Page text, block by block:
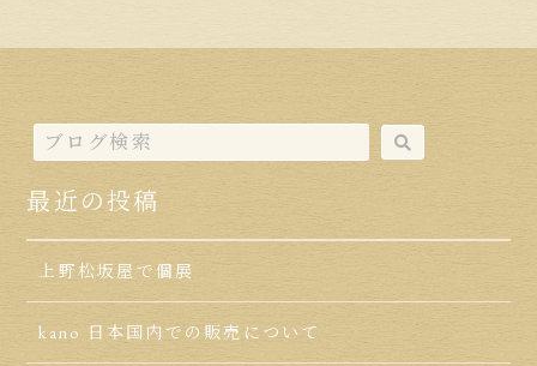
最近の投稿
上野松坂屋で個展
kano 日本国内での販売について